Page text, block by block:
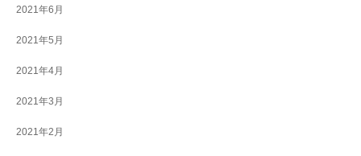
2021年6月
2021年5月
2021年4月
2021年3月
2021年2月